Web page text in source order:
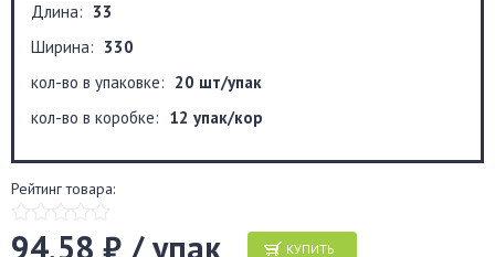
Длина: 33
Ширина: 330
кол-во в упаковке: 20 шт/упак
кол-во в коробке: 12 упак/кор
Рейтинг товара:
94,58 ₽ / упак КУПИТЬ